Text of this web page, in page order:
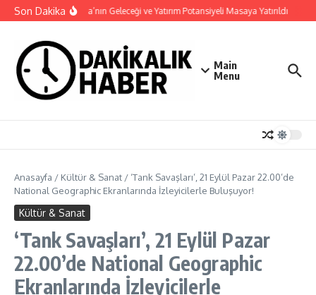
İçeriğe atla
Son DakikaHaymana’nın Geleceği ve Yatırım Potansiyeli Masaya Yatırıldı
Main
Menu
Anasayfa / Kültür & Sanat / ‘Tank Savaşları’, 21 Eylül Pazar 22.00’de
National Geographic Ekranlarında İzleyicilerle Buluşuyor!
Kültür & Sanat
‘Tank Savaşları’, 21 Eylül Pazar
22.00’de National Geographic
Ekranlarında İzleyicilerle